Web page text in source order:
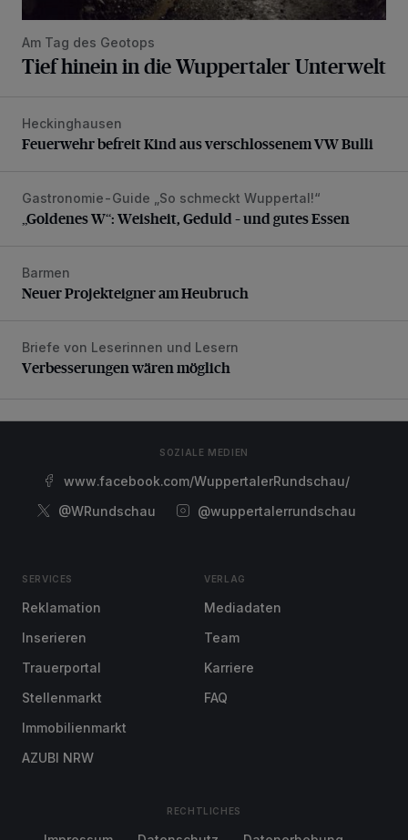
Am Tag des Geotops
Tief hinein in die Wuppertaler Unterwelt
Feuerwehr befreit Kind aus verschlossenem VW Bulli
Heckinghausen
Feuerwehr befreit Kind aus verschlossenem VW Bulli
„Goldenes W“: Weisheit, Geduld – und gutes Essen
Gastronomie-Guide „So schmeckt Wuppertal!“
„Goldenes W“: Weisheit, Geduld – und gutes Essen
Neuer Projekteigner am Heubruch
Barmen
Neuer Projekteigner am Heubruch
Verbesserungen wären möglich
Briefe von Leserinnen und Lesern
Verbesserungen wären möglich
SOZIALE MEDIEN
www.facebook.com/WuppertalerRundschau/
@WRundschau
@wuppertalerrundschau
SERVICES
Reklamation
Inserieren
Trauerportal
Stellenmarkt
Immobilienmarkt
AZUBI NRW
VERLAG
Mediadaten
Team
Karriere
FAQ
RECHTLICHES